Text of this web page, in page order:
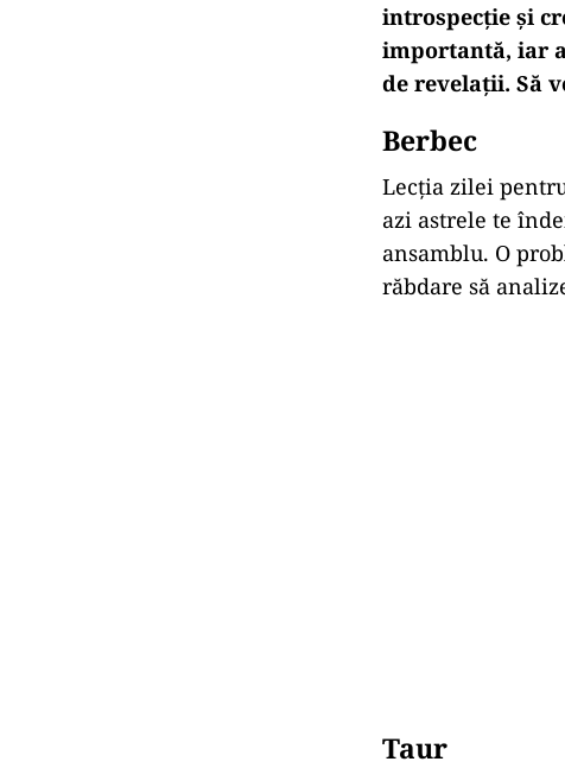
introspecție și
importantă, iar
de revelații. Să
Berbec
Lecția zilei
azi astrele te
ansamblu. O
răbdare să
Taur